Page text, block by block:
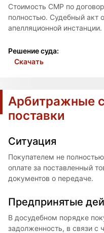
Стоимость СМР по
полностью. Судебный акт
апелляционной инстанции.
Решение суда:
Скачать
Арбитражные
поставки
Ситуация
Покупателем не
оплате за поставленный
документов о передаче.
Предпринятые
В досудебном порядке
задолженность, в связи